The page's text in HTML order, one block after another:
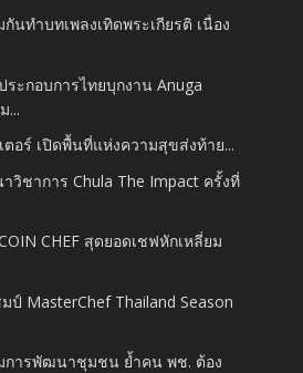
นทำบทเพลงเทิดพระเกียรติ เนื่อง
ะกอบการไทยบุกงาน Anuga
...
ตอร์ เปิดพื้นที่แห่งความสุขส่งท้าย...
วิชาการ Chula The Impact ครั้งที่
CHEF สุดยอดเชฟหักเหลี่ยม
ป์ MasterChef Thailand Season
การพัฒนาชุมชน ย้ำคน พช. ต้อง